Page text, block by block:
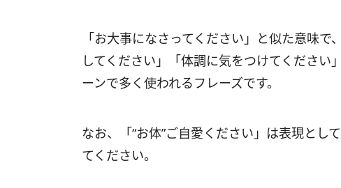
「お大事になさってください」と似た意味
してください」「体調に気をつけてくださ
ーンで多く使われるフレーズです。
なお、「“お体”ご自愛ください」は表現とし
てください。